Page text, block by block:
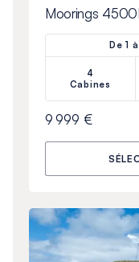
Moorings
De 1
4
Cabines
9 999 €